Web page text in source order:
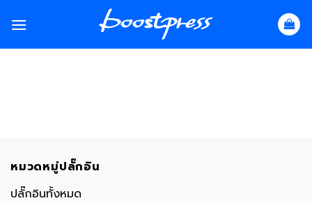
หมวดหมู่ปลั๊กอิน
ปลั๊กอินทั้งหมด